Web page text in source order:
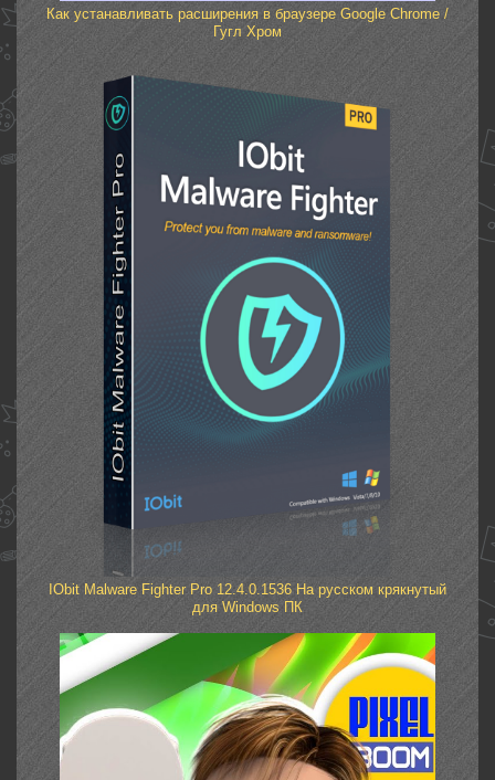
Как устанавливать расширения в браузере Google Chrome /
Гугл Хром
IObit Malware Fighter Pro 12.4.0.1536 На русском крякнутый
для Windows ПК